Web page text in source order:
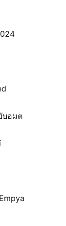
บอมต